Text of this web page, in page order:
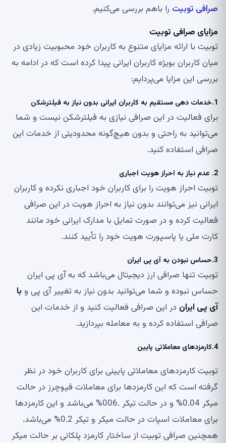
صرافی توبیت را باهم بررسی می‌کنیم.
مزایای صرافی توبیت
توبیت با ارائه مزایای متنوع به کاربران خود محبوبیت زیادی در
میان کاربران بویژه کاربران ایرانی پیدا کرده است که در ادامه به
بررسی این مزایا می‌پردایم:
1.خدمات دهی مستقیم به کاربران ایرانی بدون نیاز به فیلترشکن
برای فعالیت در این صرافی نیازی به فیلترشکن نیست و شما
می‌توانید به راحتی و بدون هیچ‌گونه محدودیتی از خدمات این
صرافی استفاده کنید.
2. عدم نیاز به احراز هویت اجباری
توبیت احراز هویت را برای کاربران خود اجباری نکرده و کاربران
ایرانی نیز می‌توانند بدون نیاز به احراز هویت در این صرافی
فعالیت کرده و در صورت تمایل با مدارک ایرانی خود مانند
کارت ملی یا پاسپورت هویت خود را تأیید کنند.
3.حساس نبودن به آی پی ایران
توبیت تنها صرافی ارز دیجیتال می‌باشد که به آی پی ایران
حساس نبوده و شما می‌توانید بدون نیاز به تغییر آی پی و با
آی پی ایران در این صرافی فعالیت کنید و از خدمات این
صرافی استفاده کرده و به معامله بپردازید.
4.کارمزدهای معاملاتی پایین
توبیت کارمزدهای معاملاتی پایینی برای کاربران خود در نظر
گرفته است که این کارمزدها برای معاملات فیوچرز در حالت
میکر 0.04% و در حالت تیکر .006% می‌باشد و این کارمزدها
برای معاملات اسپات در حالت میکر و تیکر 0.2% می‌باشد.
همچنین صرافی توبیت از ساختار کارمزد پلکانی بر حالت میکر